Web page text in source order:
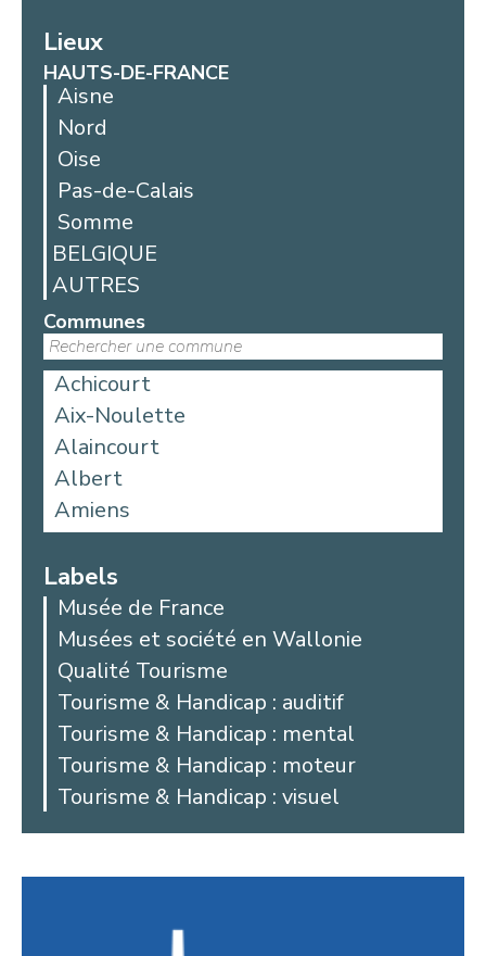
Lieux
HAUTS-DE-FRANCE
Aisne
Nord
Oise
Pas-de-Calais
Somme
BELGIQUE
AUTRES
Communes
Achicourt
Aix-Noulette
Alaincourt
Albert
Amiens
Aniche
Argoules
Arques
Arras
Auby
Avesnes-les-Aubert
Bailleul
Beaucamps-Ligny
Beaurains
Labels
Musée de France
Musées et société en Wallonie
Qualité Tourisme
Tourisme & Handicap : auditif
Tourisme & Handicap : mental
Tourisme & Handicap : moteur
Tourisme & Handicap : visuel